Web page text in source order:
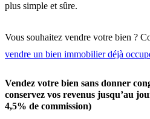
plus simple et sûre.
Vous souhaitez vendre votre bien ?
vendre un bien immobilier déjà
Vendez votre bien sans donner
conservez vos revenus jusqu’au
4,5% de commission)